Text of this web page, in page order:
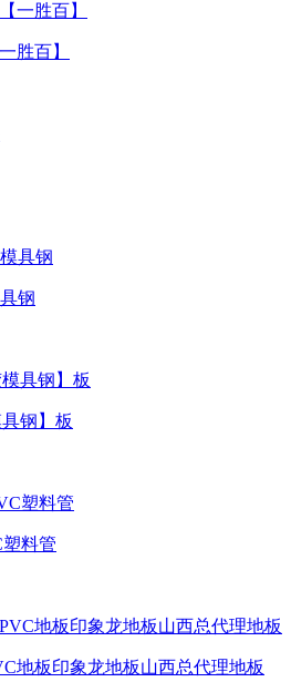
胜百】
钢
钢】板
料管
地板印象龙地板山西总代理地板